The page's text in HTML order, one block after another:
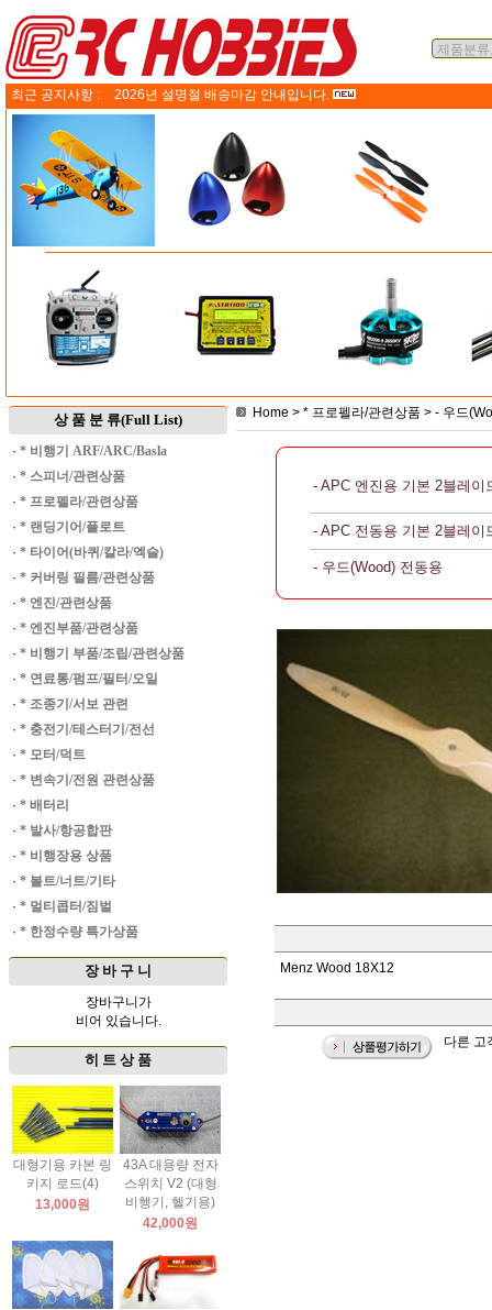
최근 공지사항 : 2026년 설명절 배송마감 안내입니다.
상 품 분 류(Full List)
· * 비행기 ARF/ARC/Basla
· * 스피너/관련상품
· * 프로펠라/관련상품
· * 랜딩기어/플로트
· * 타이어(바퀴/칼라/엑슬)
· * 커버링 필름/관련상품
· * 엔진/관련상품
· * 엔진부품/관련상품
· * 비행기 부품/조립/관련상품
· * 연료통/펌프/필터/오일
· * 조종기/서보 관련
· * 충전기/테스터기/전선
· * 모터/덕트
· * 변속기/전원 관련상품
· * 배터리
· * 발사/항공합판
· * 비행장용 상품
· * 볼트/너트/기타
· * 멀티콥터/짐벌
· * 한정수량 특가상품
장 바 구 니
장바구니가
비어 있습니다.
히 트 상 품
대형기용 카본 링
키지 로드(4)
13,000원
43A 대용량 전자
스위치 V2 (대형
비행기, 헬기용)
42,000원
Home > * 프로펠라/관련상품 > - 우드
- APC 엔진용 기본 2블레이
- APC 전동용 기본 2블레이
- 우드(Wood) 전동용
Menz Wood 18X12
다른 고